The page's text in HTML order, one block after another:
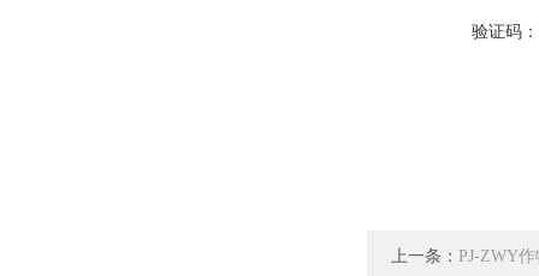
验证码：
上一条： PJ-ZWY